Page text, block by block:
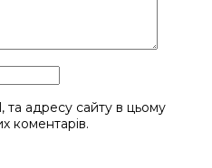
та адресу сайту в цьому
коментарів.